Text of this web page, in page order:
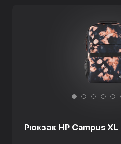
Рюкзак HP Campus XL